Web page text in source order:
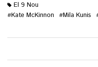
El 9 Nou
#Kate McKinnon #Mila Kunis
M'agrada